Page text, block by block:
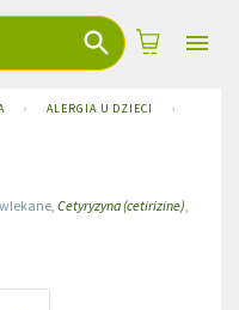
› ALERGIA U DZIECI ›
, Cetyryzyna (cetirizine),